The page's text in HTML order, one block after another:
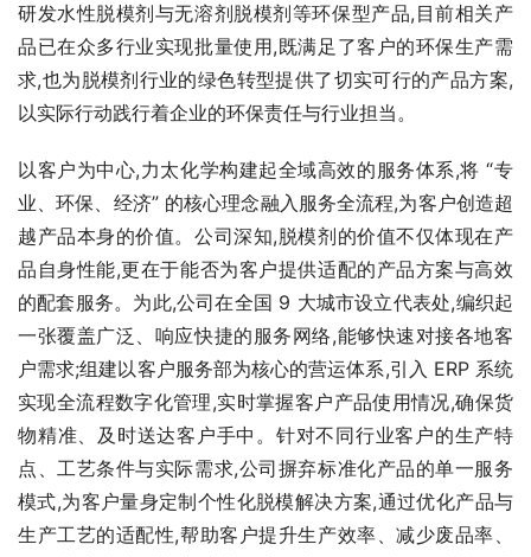
研发水性脱模剂与无溶剂脱模剂等环保型产品,目前相关产
品已在众多行业实现批量使用,既满足了客户的环保生产需
求,也为脱模剂行业的绿色转型提供了切实可行的产品方案,
以实际行动践行着企业的环保责任与行业担当。
以客户为中心,力太化学构建起全域高效的服务体系,将 “专
业、环保、经济” 的核心理念融入服务全流程,为客户创造超
越产品本身的价值。公司深知,脱模剂的价值不仅体现在产
品自身性能,更在于能否为客户提供适配的产品方案与高效
的配套服务。为此,公司在全国 9 大城市设立代表处,编织起
一张覆盖广泛、响应快捷的服务网络,能够快速对接各地客
户需求;组建以客户服务部为核心的营运体系,引入 ERP 系统
实现全流程数字化管理,实时掌握客户产品使用情况,确保货
物精准、及时送达客户手中。针对不同行业客户的生产特
点、工艺条件与实际需求,公司摒弃标准化产品的单一服务
模式,为客户量身定制个性化脱模解决方案,通过优化产品与
生产工艺的适配性,帮助客户提升生产效率、减少废品率、